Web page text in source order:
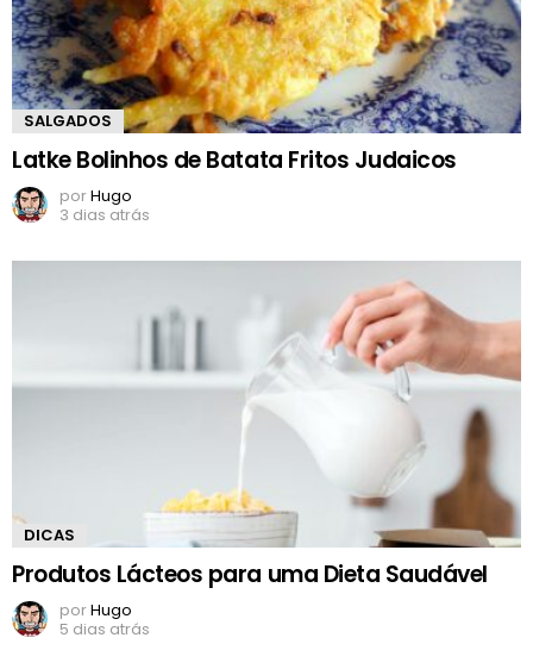
SALGADOS
Latke Bolinhos de Batata Fritos Judaicos
porHugo
3 dias atrás
DICAS
Produtos Lácteos para uma Dieta Saudável
porHugo
5 dias atrás